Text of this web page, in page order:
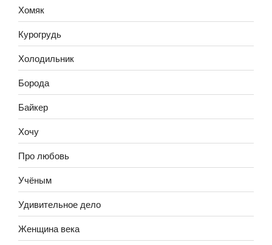
Хомяк
Курогрудь
Холодильник
Борода
Байкер
Хочу
Про любовь
Учёным
Удивительное дело
Женщина века